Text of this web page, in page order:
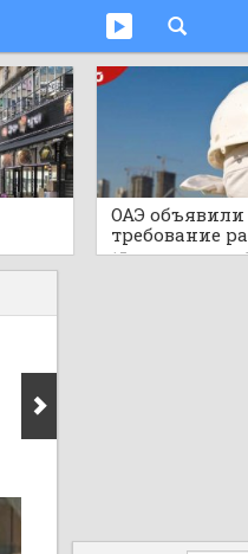
ОАЭ объявили
требование
африканской
13 часов назад